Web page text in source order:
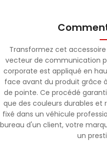
Transformez cet
vecteur de communication
corporate est appliqué en
face avant du produit grâce
de pointe. Ce procédé
que des couleurs durables et
fixé dans un véhicule
bureau d'un client, votre
un